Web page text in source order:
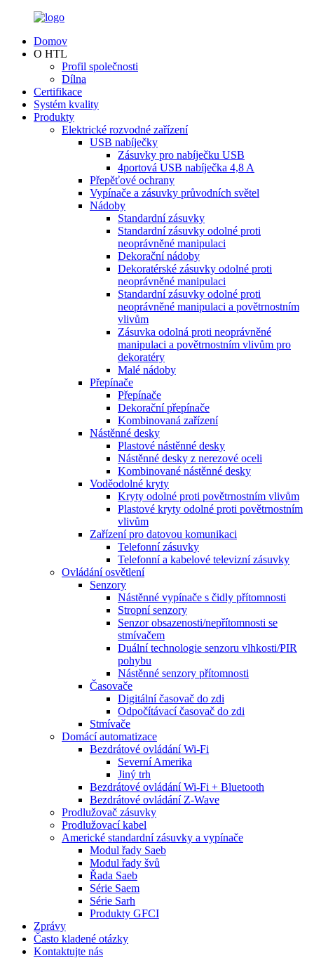
Domov
O HTL
Profil společnosti
Dílna
Certifikace
Systém kvality
Produkty
Elektrické rozvodné zařízení
USB nabíječky
Zásuvky pro nabíječku USB
4portová USB nabíječka 4,8 A
Přepěťové ochrany
Vypínače a zásuvky průvodních světel
Nádoby
Standardní zásuvky
Standardní zásuvky odolné proti
neoprávněné manipulaci
Dekorační nádoby
Dekoratérské zásuvky odolné proti
neoprávněné manipulaci
Standardní zásuvky odolné proti
neoprávněné manipulaci a povětrnostním
vlivům
Zásuvka odolná proti neoprávněné
manipulaci a povětrnostním vlivům pro
dekoratéry
Malé nádoby
Přepínače
Přepínače
Dekorační přepínače
Kombinovaná zařízení
Nástěnné desky
Plastové nástěnné desky
Nástěnné desky z nerezové oceli
Kombinované nástěnné desky
Voděodolné kryty
Kryty odolné proti povětrnostním vlivům
Plastové kryty odolné proti povětrnostním
vlivům
Zařízení pro datovou komunikaci
Telefonní zásuvky
Telefonní a kabelové televizní zásuvky
Ovládání osvětlení
Senzory
Nástěnné vypínače s čidly přítomnosti
Stropní senzory
Senzor obsazenosti/nepřítomnosti se
stmívačem
Duální technologie senzoru vlhkosti/PIR
pohybu
Nástěnné senzory přítomnosti
Časovače
Digitální časovač do zdi
Odpočítávací časovač do zdi
Stmívače
Domácí automatizace
Bezdrátové ovládání Wi-Fi
Severní Amerika
Jiný trh
Bezdrátové ovládání Wi-Fi + Bluetooth
Bezdrátové ovládání Z-Wave
Prodlužovač zásuvky
Prodlužovací kabel
Americké standardní zásuvky a vypínače
Modul řady Saeb
Modul řady švů
Řada Saeb
Série Saem
Série Sarh
Produkty GFCI
Zprávy
Často kladené otázky
Kontaktujte nás